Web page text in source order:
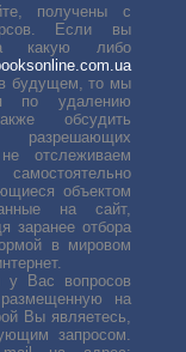
получены с
Если вы
какую либо
будущем, то мы
по удалению
обсудить
разрешающих
отслеживаем
объектом
на сайт,
заранее отбора
в мировом
у Вас вопросов
на
Вы являетесь,
запросом.